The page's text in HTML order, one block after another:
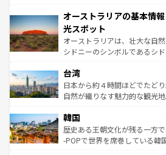
文化が魅力。旅行者はアメリ
しみながら、その多様性と豊
るだろう。車でのロードトリッ
ならではの贅沢な旅のスタイルだ。 なお、新着の
情報は コンテンツ一覧 を参照
ワイ島は見逃せない。また、
島だが、静かな自然を求める
おすすめ。エメラルドグリー
文化や歴史が息づいている。
人々、おいしいローカルフー
ク、伝統的なフラダンスなど
っている。訪れるたびに新し
はコンテンツ一覧
オーストラリアの基本情
光スポット
オーストラリアは、壮大な自
シドニーのシンボルであるシ
リアリーフや大陸中央部にそ
ク）、タスマニアの美しい原
ど、見どころがたくさん。ま
いる。アクティビティも充実
ビング、ハイキングなど、ア
い。オーストラリアの多彩な
台湾
日本から約４時間ほどでたど
自然が織りなす魅力的な観光
ン）、静ひつな山岳地帯である
と山間の静けさが共存してお
驚きをもたらしてくれる。ま
韓国
歴史ある王朝文化が残る一方
-POPで世界を席巻している韓